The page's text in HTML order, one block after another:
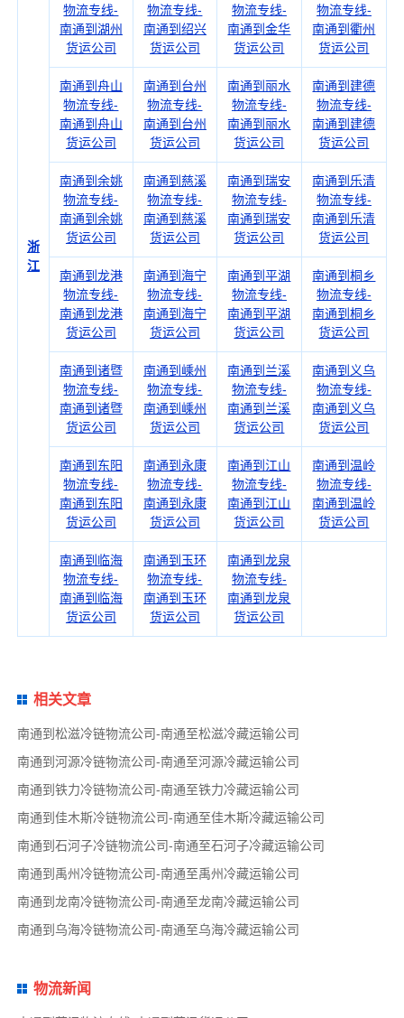
浙
江
物流专线-
南通到湖州
货运公司
物流专线-
南通到绍兴
货运公司
物流专线-
南通到金华
货运公司
物流专线-
南通到衢州
货运公司
南通到舟山
物流专线-
南通到舟山
货运公司
南通到台州
物流专线-
南通到台州
货运公司
南通到丽水
物流专线-
南通到丽水
货运公司
南通到建德
物流专线-
南通到建德
货运公司
南通到余姚
物流专线-
南通到余姚
货运公司
南通到慈溪
物流专线-
南通到慈溪
货运公司
南通到瑞安
物流专线-
南通到瑞安
货运公司
南通到乐清
物流专线-
南通到乐清
货运公司
南通到龙港
物流专线-
南通到龙港
货运公司
南通到海宁
物流专线-
南通到海宁
货运公司
南通到平湖
物流专线-
南通到平湖
货运公司
南通到桐乡
物流专线-
南通到桐乡
货运公司
南通到诸暨
物流专线-
南通到诸暨
货运公司
南通到嵊州
物流专线-
南通到嵊州
货运公司
南通到兰溪
物流专线-
南通到兰溪
货运公司
南通到义乌
物流专线-
南通到义乌
货运公司
南通到东阳
物流专线-
南通到东阳
货运公司
南通到永康
物流专线-
南通到永康
货运公司
南通到江山
物流专线-
南通到江山
货运公司
南通到温岭
物流专线-
南通到温岭
货运公司
南通到临海
物流专线-
南通到临海
货运公司
南通到玉环
物流专线-
南通到玉环
货运公司
南通到龙泉
物流专线-
南通到龙泉
货运公司
相关文章
南通到松滋冷链物流公司-南通至松滋冷藏运输公司
南通到河源冷链物流公司-南通至河源冷藏运输公司
南通到铁力冷链物流公司-南通至铁力冷藏运输公司
南通到佳木斯冷链物流公司-南通至佳木斯冷藏运输公司
南通到石河子冷链物流公司-南通至石河子冷藏运输公司
南通到禹州冷链物流公司-南通至禹州冷藏运输公司
南通到龙南冷链物流公司-南通至龙南冷藏运输公司
南通到乌海冷链物流公司-南通至乌海冷藏运输公司
物流新闻